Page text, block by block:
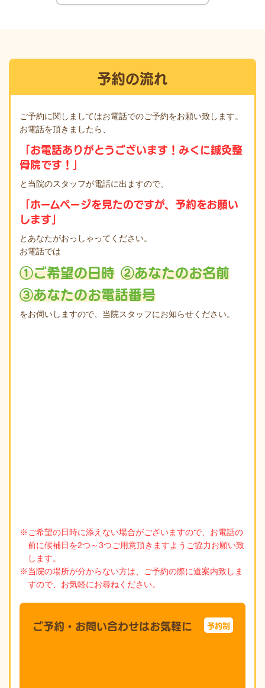
予約の流れ
ご予約に関しましてはお電話でのご予約をお願い致します。
お電話を頂きましたら、
「お電話ありがとうございます！みくに鍼灸整
骨院です！」
と当院のスタッフが電話に出ますので、
「ホームページを見たのですが、予約をお願い
します」
とあなたがおっしゃってください。
お電話では
①ご希望の日時 ②あなたのお名前
③あなたのお電話番号
をお伺いしますので、当院スタッフにお知らせください。
※ご希望の日時に添えない場合がございますので、お電話の
前に候補日を2つ～3つご用意頂きますようご協力お願い致
します。
※当院の場所が分からない方は、ご予約の際に道案内致しま
すので、お気軽にお尋ねください。
ご予約・お問い合わせはお気軽に 予約制